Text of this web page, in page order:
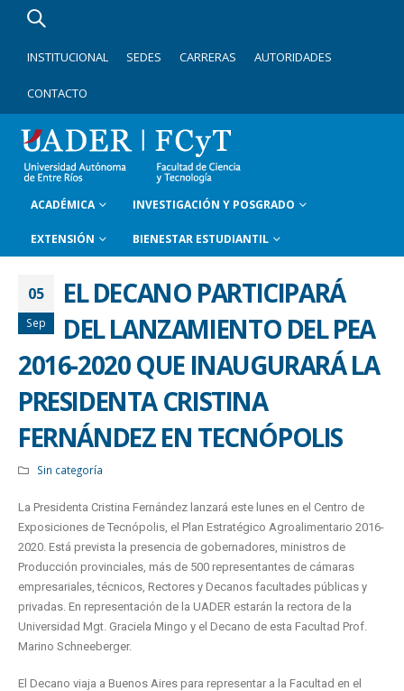
INSTITUCIONAL SEDES CARRERAS AUTORIDADES
CONTACTO
ACADÉMICA INVESTIGACIÓN Y POSGRADO
EXTENSIÓN BIENESTAR ESTUDIANTIL
05
Sep
EL DECANO PARTICIPARÁ
DEL LANZAMIENTO DEL PEA
2016-2020 QUE INAUGURARÁ LA
PRESIDENTA CRISTINA
FERNÁNDEZ EN TECNÓPOLIS
Sin categoría
La Presidenta Cristina Fernández lanzará este lunes en el Centro de
Exposiciones de Tecnópolis, el Plan Estratégico Agroalimentario 2016-
2020. Está prevista la presencia de gobernadores, ministros de
Producción provinciales, más de 500 representantes de cámaras
empresariales, técnicos, Rectores y Decanos facultades públicas y
privadas. En representación de la UADER estarán la rectora de la
Universidad Mgt. Graciela Mingo y el Decano de esta Facultad Prof.
Marino Schneeberger.
El Decano viaja a Buenos Aires para representar a la Facultad en el